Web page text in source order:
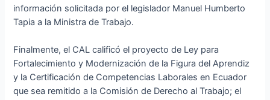
información solicitada por el legislador Manuel Humberto
Tapia a la Ministra de Trabajo.
Finalmente, el CAL calificó el proyecto de Ley para
Fortalecimiento y Modernización de la Figura del Aprendiz
y la Certificación de Competencias Laborales en Ecuador
que sea remitido a la Comisión de Derecho al Trabajo; el